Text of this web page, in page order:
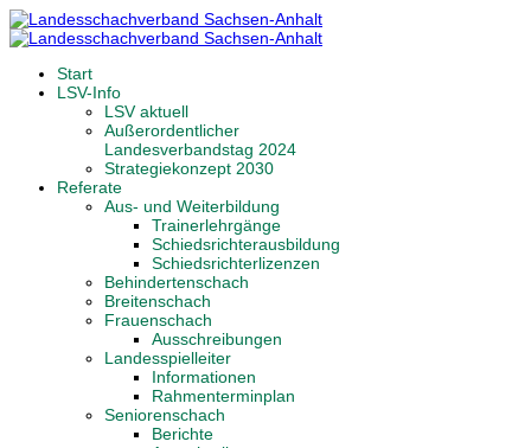
Start
LSV-Info
LSV aktuell
Außerordentlicher
Landesverbandstag 2024
Strategiekonzept 2030
Referate
Aus- und Weiterbildung
Trainerlehrgänge
Schiedsrichterausbildung
Schiedsrichterlizenzen
Behindertenschach
Breitenschach
Frauenschach
Ausschreibungen
Landesspielleiter
Informationen
Rahmenterminplan
Seniorenschach
Berichte